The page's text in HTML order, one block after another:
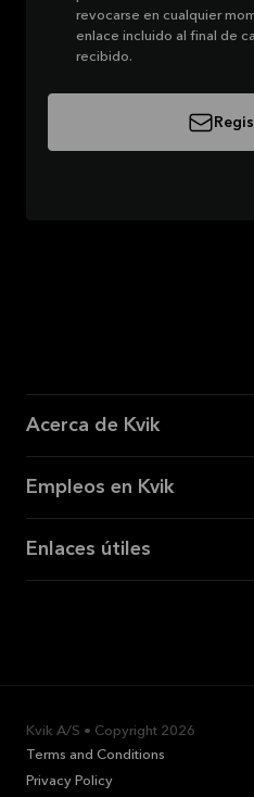
revocarse en cualquier
enlace incluido al final de
recibido.
Acerca de Kvik
Empleos en Kvik
Enlaces útiles
Kvik A/S • Copyright 2026
Terms and Conditions
Privacy Policy